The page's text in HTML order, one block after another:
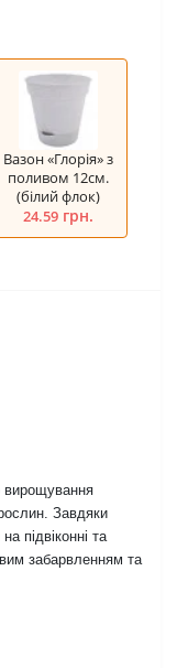
Вазон «Глорія» з
поливом 12см.
(білий флок)
24.59 грн.
вирощування
Завдяки
підвіконні та
забарвленням та